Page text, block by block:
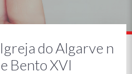
do Algarve n
Bento XVI